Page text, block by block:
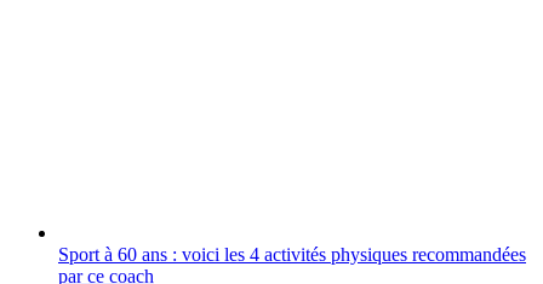
Sport à 60 ans : voici les 4 activités physiques recommandées
par ce coach